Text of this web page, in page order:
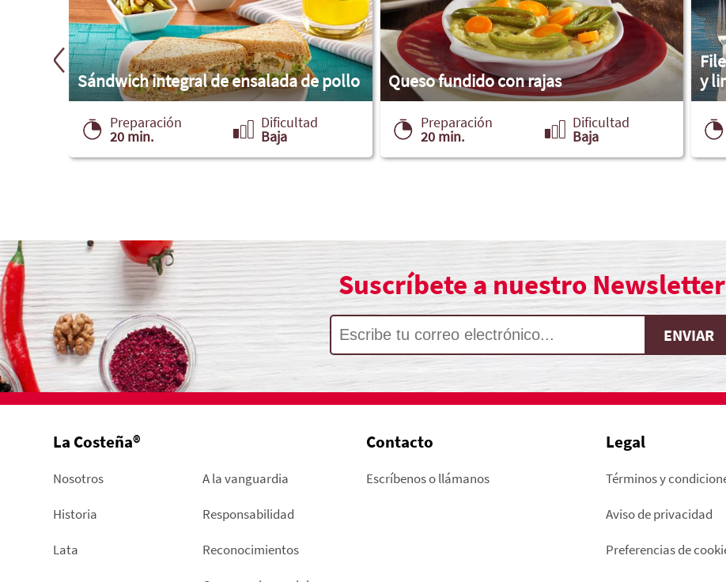
Sándwich integral de ensalada de pollo
Preparación
20 min.
Dificultad
Baja
Queso fundido con rajas
Preparación
20 min.
Dificultad
Baja
y
Suscríbete a nuestro Newsletter
La Costeña®
Nosotros
Historia
Lata
A la vanguardia
Responsabilidad
Reconocimientos
Contacto
Escríbenos o llámanos
Legal
Términos y
Aviso de privacidad
Preferencias de